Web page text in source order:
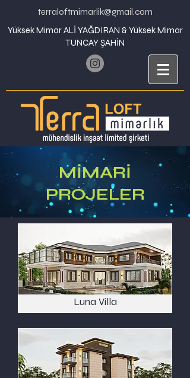
terraloftmimarlik@gmail.com
Yüksek Mimar ALİ YAĞDIRAN & Yüksek Mimar
TUNCAY ŞAHİN
MİMARİ
PROJELER
Luna Villa